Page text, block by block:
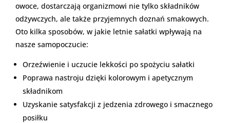
owoce, dostarczają organizmowi nie tylko składników
odżywczych, ale także przyjemnych doznań smakowych.
Oto kilka sposobów, w jakie letnie sałatki wpływają na
nasze samopoczucie:
Orzeźwienie i uczucie lekkości po spożyciu sałatki
Poprawa nastroju dzięki kolorowym i apetycznym
składnikom
Uzyskanie satysfakcji z jedzenia zdrowego i smacznego
posiłku